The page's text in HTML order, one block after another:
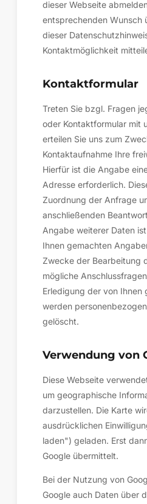
dieser Webseite
entsprechenden Wunsch
dieser
Kontaktmöglichkeit
Kontaktformular
Treten Sie bzgl. Fragen
oder Kontaktformular mit
erteilen Sie uns zum
Kontaktaufnahme Ihre
Hierfür ist die Angabe
Adresse erforderlich.
Zuordnung der Anfrage
anschließenden
Angabe weiterer Daten
Ihnen gemachten
Zwecke der Bearbeitung
mögliche
Erledigung der von Ihnen
werden
gelöscht.
Verwendung von
Diese Webseite
um geographische
darzustellen. Die Karte
ausdrücklichen
laden") geladen. Erst
Google übermittelt.
Bei der Nutzung von
Google auch Daten über